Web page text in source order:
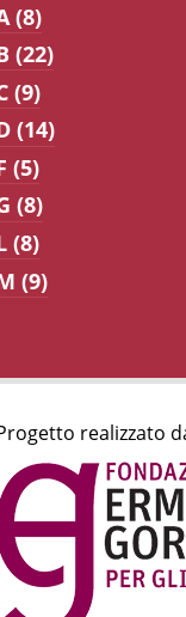
(8)
(22)
(9)
(14)
(5)
(8)
(8)
(9)
realizzato